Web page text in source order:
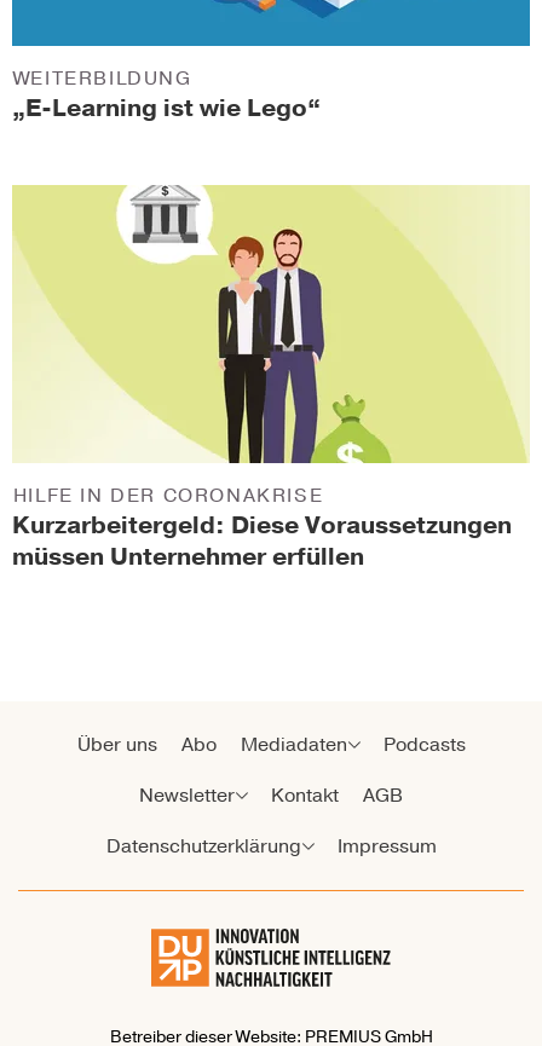
„E-Learning ist wie Lego“
WEITERBILDUNG
Kurzarbeitergeld: Diese Voraussetzungen
müssen Unternehmer erfüllen
HILFE IN DER CORONAKRISE
Über uns Abo Mediadaten
Podcasts
Newsletter
Kontakt
AGB
Datenschutzerklärung
Impressum
Betreiber dieser Website: PREMIUS GmbH